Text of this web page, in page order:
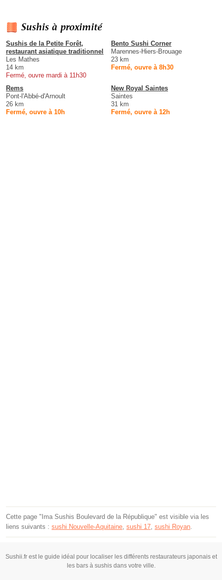
Sushis à proximité
Sushis de la Petite Forêt,
restaurant asiatique traditionnel
Les Mathes
14 km
Fermé, ouvre mardi à 11h30
Bento Sushi Corner
Marennes-Hiers-Brouage
23 km
Fermé, ouvre à 8h30
Rems
Pont-l'Abbé-d'Arnoult
26 km
Fermé, ouvre à 10h
New Royal Saintes
Saintes
31 km
Fermé, ouvre à 12h
Cette page "Ima Sushis Boulevard de la République" est visible via les
liens suivants : sushi Nouvelle-Aquitaine, sushi 17, sushi Royan.
Sushii.fr est le guide idéal pour localiser les différents restaurateurs japonais et
les bars à sushis dans votre ville.